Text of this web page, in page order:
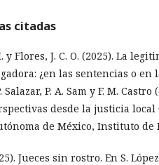
citadas
y Flores, J. C. O. (2025). La
¿en las sentencias o en
Salazar, P. A. Sam y F. M.
desde la justicia local
de México, Instituto de
Jueces sin rostro. En S.